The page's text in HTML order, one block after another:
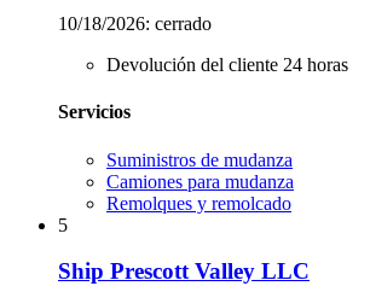
10/18/2026: cerrado
Devolución del cliente 24 horas
Servicios
Suministros de mudanza
Camiones para mudanza
Remolques y remolcado
5
Ship Prescott Valley LLC